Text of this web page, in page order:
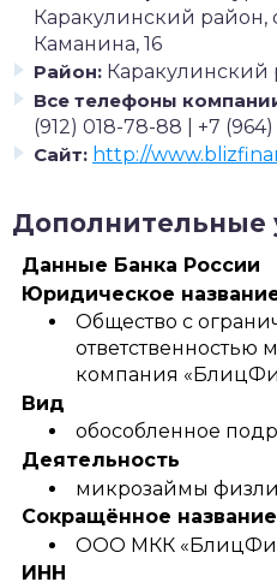
Каракулинский район,
Каманина, 16
Район: Каракулинский
Все телефоны
(912) 018-78-88 | +7 (964)
Сайт: http://
Дополнительные
Данные Банка России
Юридическое
Общество с
ответственностью
компания
Вид
обособленное
Деятельность
микрозаймы
Сокращённое название
ООО МКК
ИНН